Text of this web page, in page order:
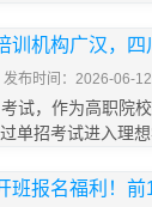
训机构广汉，四
发布时间：2026-06-12
试，作为高职院
单招考试进入理
班报名福利！前